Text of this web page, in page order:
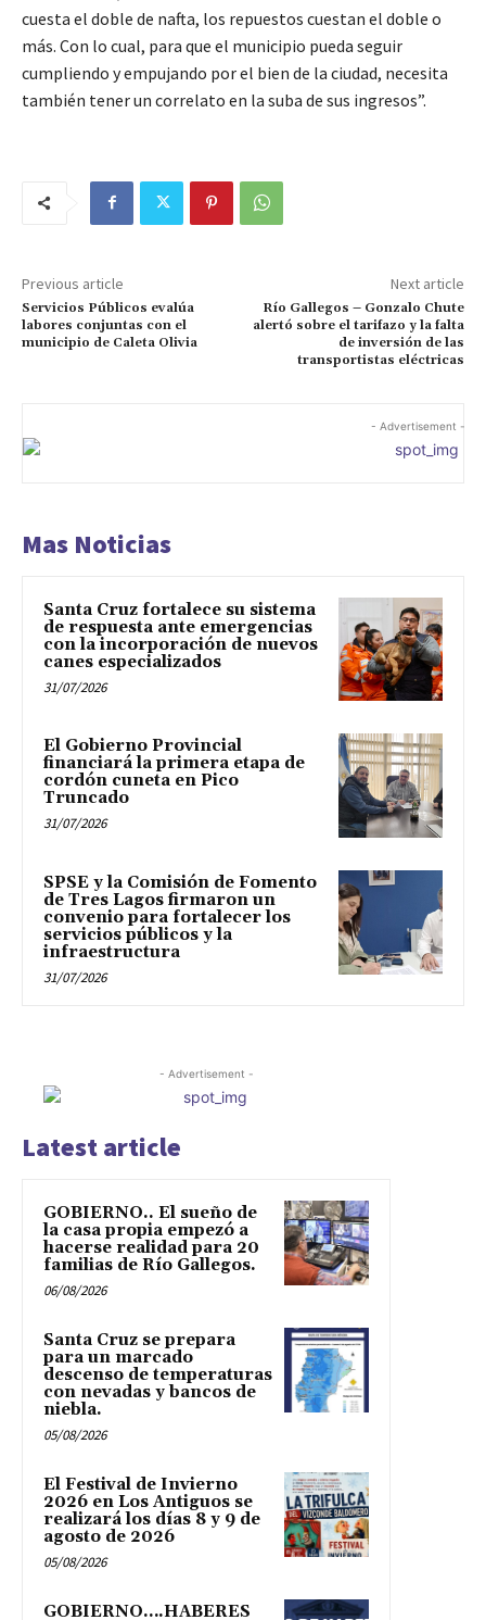
cuesta el doble de nafta, los repuestos cuestan el doble o
más. Con lo cual, para que el municipio pueda seguir
cumpliendo y empujando por el bien de la ciudad, necesita
también tener un correlato en la suba de sus ingresos”.
Previous article
Servicios Públicos evalúa
labores conjuntas con el
municipio de Caleta Olivia
Next article
Río Gallegos – Gonzalo Chute
alertó sobre el tarifazo y la falta
de inversión de las
transportistas eléctricas
- Advertisement -
Mas Noticias
Santa Cruz fortalece su sistema
de respuesta ante emergencias
con la incorporación de nuevos
canes especializados
31/07/2026
El Gobierno Provincial
financiará la primera etapa de
cordón cuneta en Pico
Truncado
31/07/2026
SPSE y la Comisión de Fomento
de Tres Lagos firmaron un
convenio para fortalecer los
servicios públicos y la
infraestructura
31/07/2026
- Advertisement -
Latest article
GOBIERNO.. El sueño de
la casa propia empezó a
hacerse realidad para 20
familias de Río Gallegos.
06/08/2026
Santa Cruz se prepara
para un marcado
descenso de temperaturas
con nevadas y bancos de
niebla.
05/08/2026
El Festival de Invierno
2026 en Los Antiguos se
realizará los días 8 y 9 de
agosto de 2026
05/08/2026
GOBIERNO….HABERES